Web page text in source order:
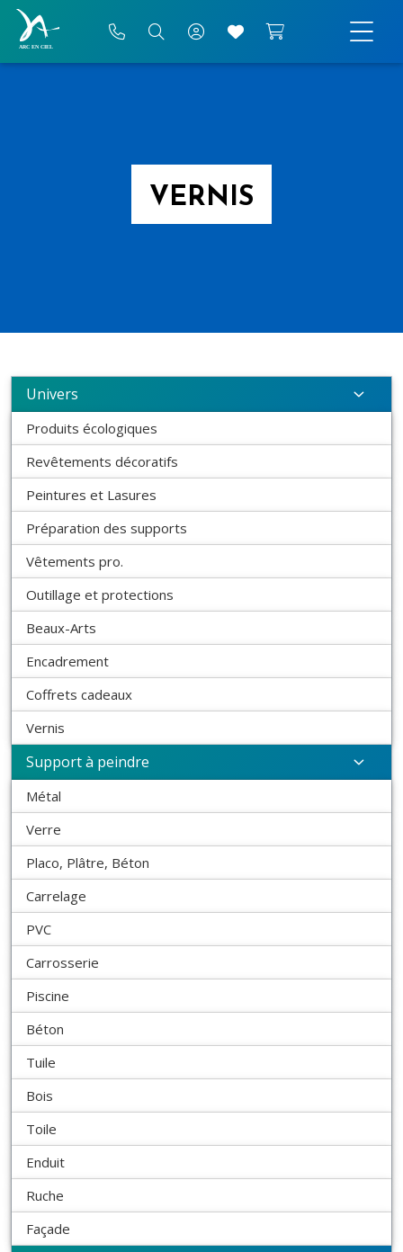
VERNIS
Univers
Produits écologiques
Revêtements décoratifs
Peintures et Lasures
Préparation des supports
Vêtements pro.
Outillage et protections
Beaux-Arts
Encadrement
Coffrets cadeaux
Vernis
Support à peindre
Métal
Verre
Placo, Plâtre, Béton
Carrelage
PVC
Carrosserie
Piscine
Béton
Tuile
Bois
Toile
Enduit
Ruche
Façade